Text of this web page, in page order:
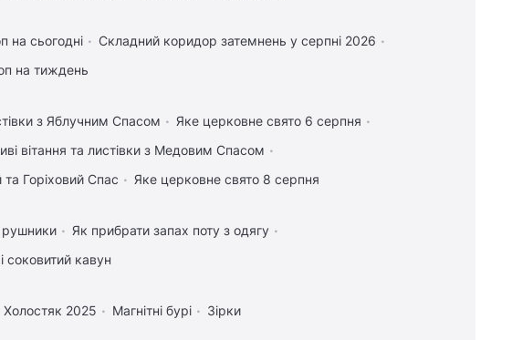
на сьогодні
Складний коридор затемнень у серпні 2026
на тиждень
з Яблучним Спасом
Яке церковне свято 6 серпня
вітання та листівки з Медовим Спасом
Горіховий Спас Яке церковне свято 8 серпня
рушники
Як прибрати запах поту з одягу
соковитий кавун
Холостяк 2025 Магнітні бурі Зірки